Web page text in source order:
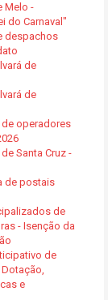
Melo -
do Carnaval"
despachos
de
de
de operadores
Santa Cruz -
de postais
de
- Isenção da
de
Dotação,
e